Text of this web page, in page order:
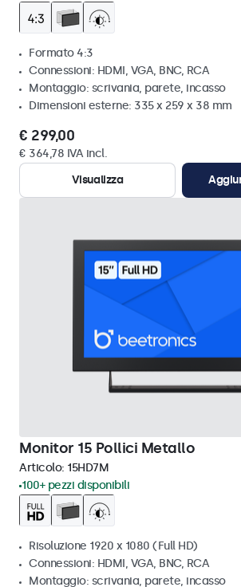
Formato 4:3
Connessioni: HDMI, VGA, BNC, RCA
Montaggio: scrivania, parete, incasso
Dimensioni esterne: 335 x 259 x 38 mm
€ 299,00
€ 364,78 IVA incl.
Visualizza
Monitor 15 Pollici Metallo
Articolo: 15HD7M
100+ pezzi disponibili
Risoluzione 1920 x 1080 (Full HD)
Connessioni: HDMI, VGA, BNC, RCA
Montaggio: scrivania, parete, incasso